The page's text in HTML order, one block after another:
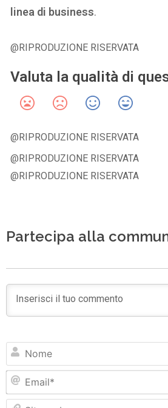
linea di business.
@RIPRODUZIONE RISERVATA
Valuta la qualità di
@RIPRODUZIONE RISERVATA
@RIPRODUZIONE RISERVATA
@RIPRODUZIONE RISERVATA
Partecipa alla